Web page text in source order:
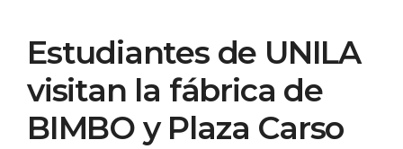
Estudiantes de UNILA
visitan la fábrica de
BIMBO y Plaza Carso